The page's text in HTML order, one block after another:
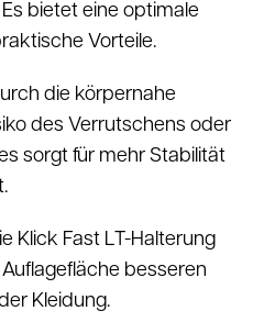
bietet eine optimale
Vorteile.
die körpernahe
des Verrutschens oder
sorgt für mehr Stabilität
Klick Fast LT-Halterung
besseren
Kleidung.